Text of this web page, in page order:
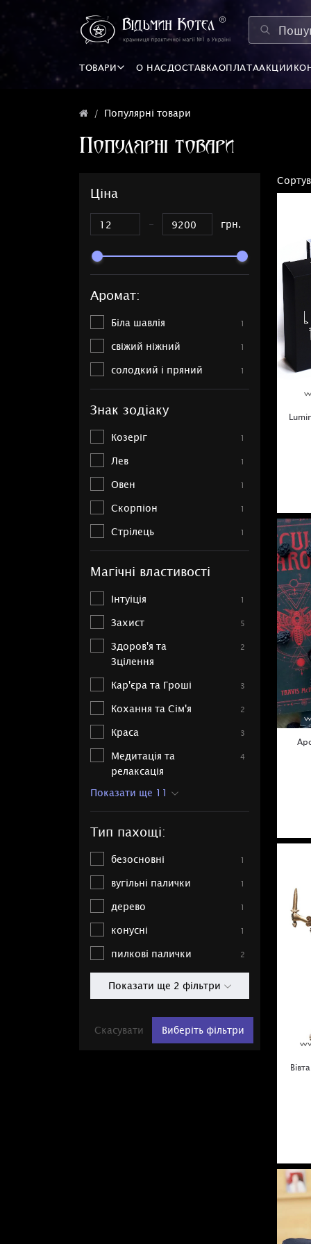
ТОВАРИ О НАСДОСТАВКАОПЛАТААКЦИИ
Популярні товари
Популярні товари
Ціна
- грн.
Аромат:
Біла шавлія 1
свіжий ніжний 1
солодкий і пряний 1
Знак зодіаку
Козеріг 1
Лев 1
Овен 1
Скорпіон 1
Стрілець 1
Магічні властивості
Інтуіція 1
Захист 5
Здоров'я та
Зцілення
2
Кар'єра та Гроші 3
Кохання та Сім'я 2
Краса 3
Медитація та
релаксація
4
Показати ще 11
Тип пахощі:
безосновні 1
вугільні палички 1
дерево 1
конусні 1
пилкові палички 2
Показати ще 2 фільтри
Скасувати Виберіть фільтри